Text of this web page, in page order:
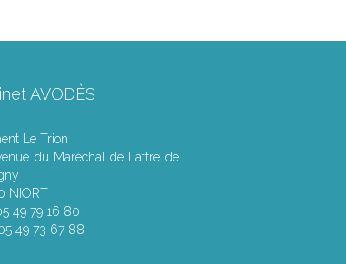
AVODÈS
Le Trion
du Maréchal de Lattre de
NIORT
49 79 16 80
49 73 67 88